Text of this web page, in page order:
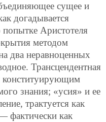
сущее и
догадывается
попытке Аристотеля
методом
два неравноценных
Трансцендентная
конституирующим
знания; «усия» и ее
трактуется как
фактически как